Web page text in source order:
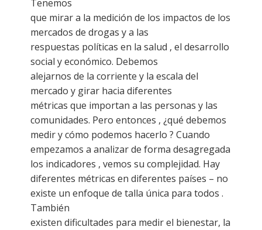
Tenemos
que mirar a la medición de los impactos de los
mercados de drogas y a las
respuestas políticas en la salud , el desarrollo
social y económico. Debemos
alejarnos de la corriente y la escala del
mercado y girar hacia diferentes
métricas que importan a las personas y las
comunidades. Pero entonces , ¿qué debemos
medir y cómo podemos hacerlo ? Cuando
empezamos a analizar de forma desagregada
los indicadores , vemos su complejidad. Hay
diferentes métricas en diferentes países – no
existe un enfoque de talla única para todos .
También
existen dificultades para medir el bienestar, la